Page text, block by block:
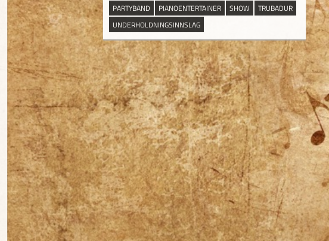
PARTYBAND
PIANOENTERTAINER SHOW
TRUBADUR
UNDERHOLDNINGSINNSLAG